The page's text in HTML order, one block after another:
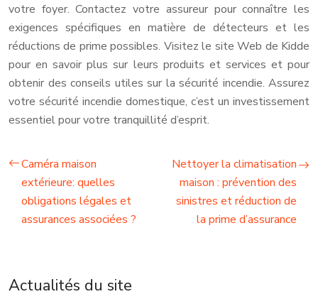
votre foyer. Contactez votre assureur pour connaître les
exigences spécifiques en matière de détecteurs et les
réductions de prime possibles. Visitez le site Web de Kidde
pour en savoir plus sur leurs produits et services et pour
obtenir des conseils utiles sur la sécurité incendie. Assurez
votre sécurité incendie domestique, c’est un investissement
essentiel pour votre tranquillité d’esprit.
Caméra maison
extérieure: quelles
obligations légales et
assurances associées ?
Nettoyer la climatisation
maison : prévention des
sinistres et réduction de
la prime d’assurance
Actualités du site